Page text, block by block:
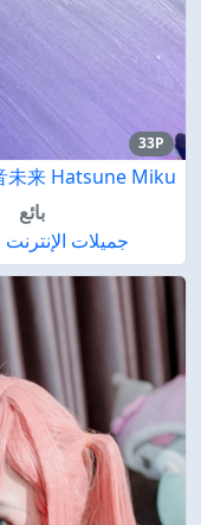
33P
未来 Hatsune Miku
بائع
جميلات الإنترنت